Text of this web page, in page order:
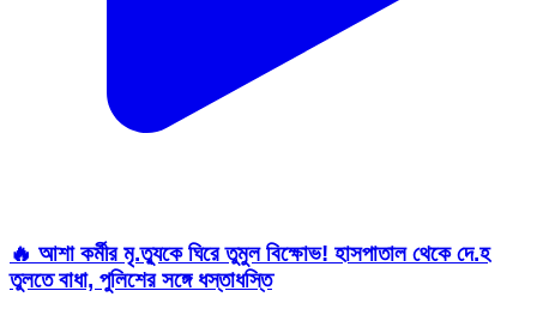
🔥 আশা কর্মীর মৃ.ত্যুকে ঘিরে তুমুল বিক্ষোভ! হাসপাতাল থেকে দে.হ
তুলতে বাধা, পুলিশের সঙ্গে ধস্তাধস্তি